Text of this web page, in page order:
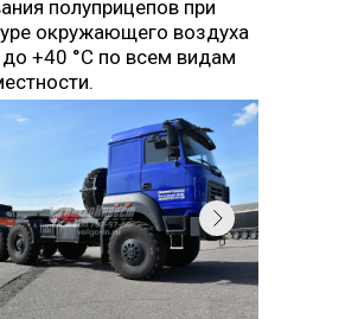
полуприцепов при
окружающего воздуха
до +40 °С по всем видам